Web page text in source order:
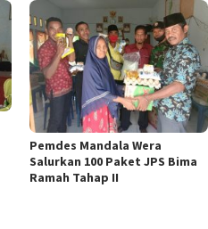
Pemdes Mandala Wera
Salurkan 100 Paket JPS Bima
Ramah Tahap II